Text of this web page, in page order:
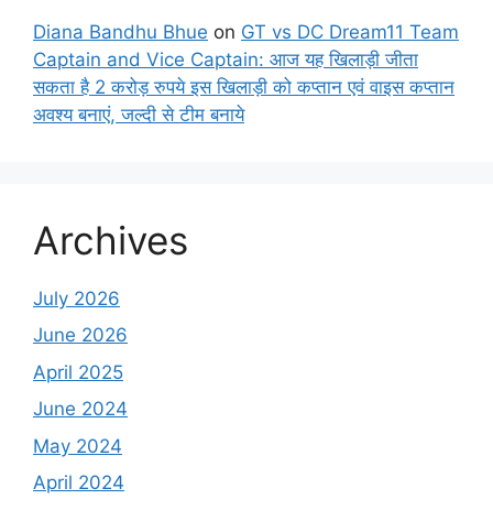
Diana Bandhu Bhue on GT vs DC Dream11 Team
Captain and Vice Captain: आज यह खिलाड़ी जीता
सकता है 2 करोड़ रुपये इस खिलाड़ी को कप्तान एवं वाइस कप्तान
अवश्य बनाएं, जल्दी से टीम बनाये
Archives
July 2026
June 2026
April 2025
June 2024
May 2024
April 2024